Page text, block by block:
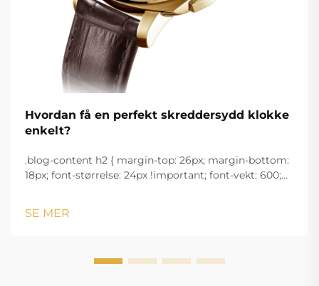
Hvordan få en perfekt skreddersydd klokke
enkelt?
.blog-content h2 { margin-top: 26px; margin-bottom:
18px; font-størrelse: 24px !important; font-vekt: 600;
!important; font-v...
SE MER